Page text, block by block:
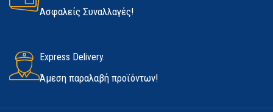
Ασφαλείς Συναλλαγές!
Express Delivery.
Άμεση παραλαβή προϊόντων!